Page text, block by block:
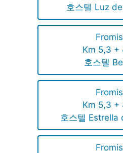
호스텔 Luz
Km 5,3 +
호스텔
Km 5,3 +
호스텔 Estrella